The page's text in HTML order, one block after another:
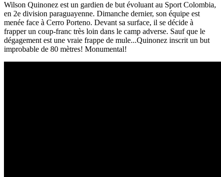
Wilson Quinonez est un gardien de but évoluant au Sport Colombia,
en 2e division paraguayenne. Dimanche dernier, son équipe est
menée face à Cerro Porteno. Devant sa surface, il se décide à
frapper un coup-franc très loin dans le camp adverse. Sauf que le
dégagement est une vraie frappe de mule...Quinonez inscrit un but
improbable de 80 mètres! Monumental!